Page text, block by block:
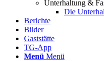
Unterhaltung &
Die
Berichte
Bilder
Gaststätte
TG-App
Menü Menü